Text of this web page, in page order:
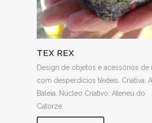
TEX REX
Design de objetos e acessórios de
com desperdícios têxteis. Criativa:
Baleia. Núcleo Criativo: Ateneu do
Catorze.